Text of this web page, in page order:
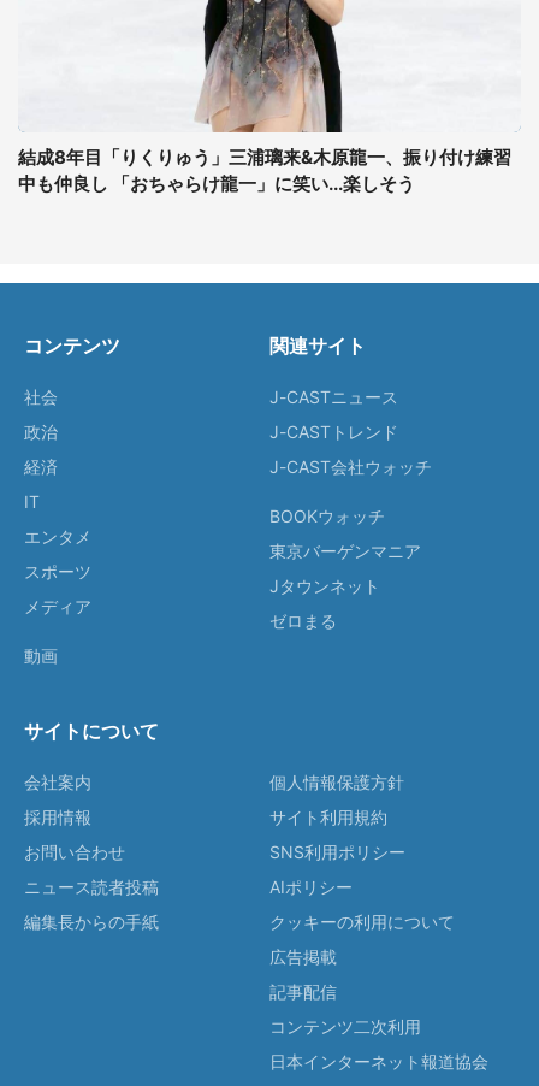
結成8年目「りくりゅう」三浦璃来&木原龍一、振り付け練習
中も仲良し 「おちゃらけ龍一」に笑い...楽しそう
コンテンツ
社会
政治
経済
IT
エンタメ
スポーツ
メディア
動画
関連サイト
J-CASTニュース
J-CASTトレンド
J-CAST会社ウォッチ
BOOKウォッチ
東京バーゲンマニア
Jタウンネット
ゼロまる
サイトについて
会社案内
採用情報
お問い合わせ
ニュース読者投稿
編集長からの手紙
個人情報保護方針
サイト利用規約
SNS利用ポリシー
AIポリシー
クッキーの利用について
広告掲載
記事配信
コンテンツ二次利用
日本インターネット報道協会